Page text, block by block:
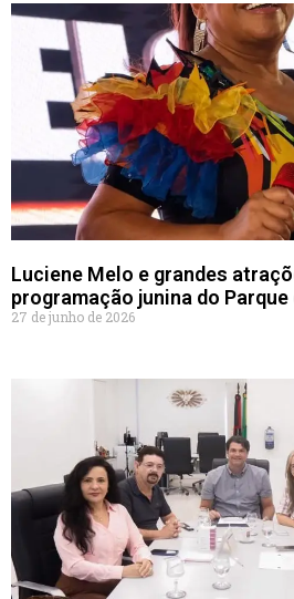
Luciene Melo e grandes
programação junina do Parque
27 de junho de 2026